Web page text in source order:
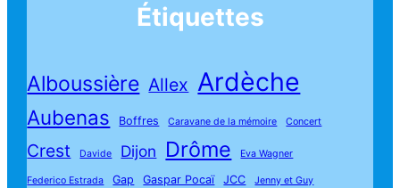
Étiquettes
Alboussière Allex Ardèche
Aubenas Boffres Caravane de la mémoire Concert
Crest Davide Dijon Drôme Eva Wagner
Federico Estrada Gap Gaspar Pocaï JCC Jenny et Guy